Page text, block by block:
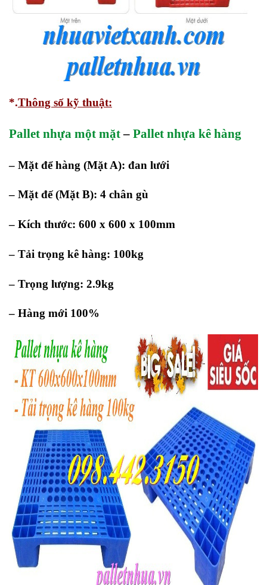
*.Thông số kỹ thuật:
Pallet nhựa một mặt– Pallet nhựa kê hàng
– Mặt để hàng (Mặt A): đan lưới
– Mặt đế (Mặt B): 4 chân gù
– Kích thước: 600 x 600 x 100mm
– Tải trọng kê hàng: 100kg
– Trọng lượng: 2.9kg
– Hàng mới 100%